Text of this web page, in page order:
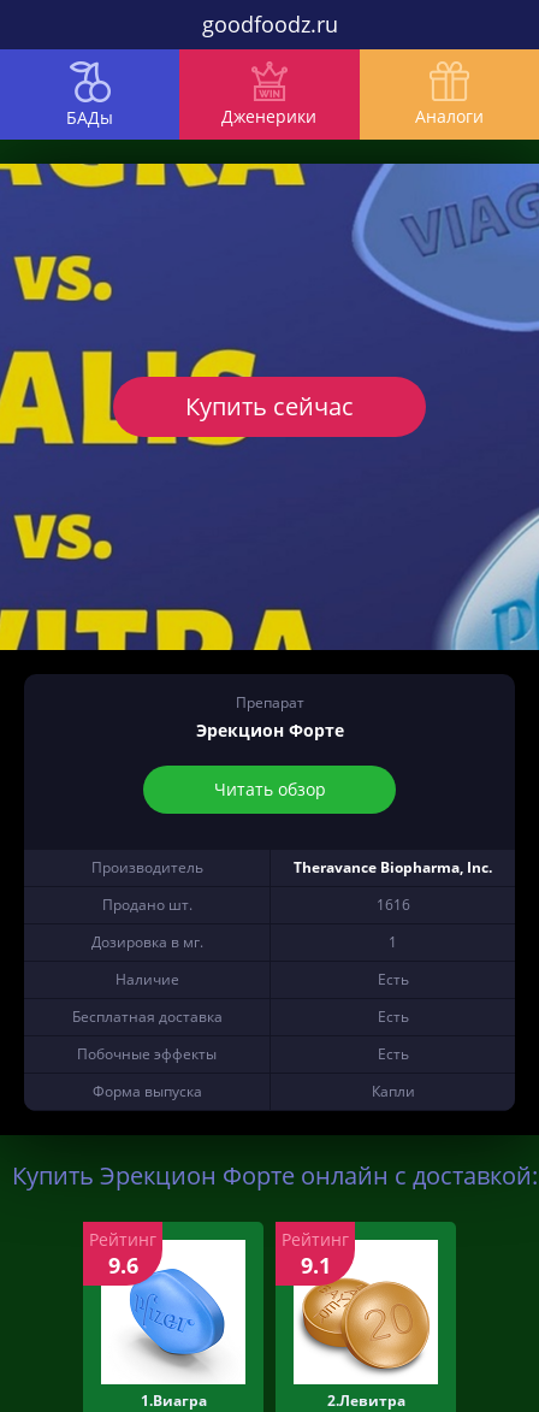
goodfoodz.ru
БАДы Дженерики Аналоги
Препарат
Эрекцион Форте
Читать обзор
Производитель
Theravance Biopharma, Inc.
Продано шт.
1616
Дозировка в мг.
1
Наличие
Есть
Бесплатная доставка
Есть
Побочные эффекты
Есть
Форма выпуска
Капли
Купить сейчас
Купить Эрекцион Форте онлайн с доставкой:
1.Виагра
Рейтинг
9.6
2.Левитра
Рейтинг
9.1